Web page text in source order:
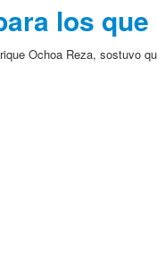
los
Ochoa Reza, sostuvo